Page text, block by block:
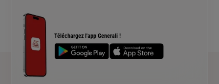
Téléchargez l'app Generali !
Devis assurance chien ou chat
Rendements fonds euros Generali
Accessibilité sourds et malentendants
Plan du site